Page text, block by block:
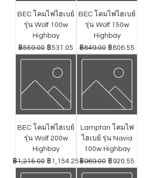
BEC โคมไฟไฮเบย์
รุ่น Wolf 100w
Highbay
ราคาปกติ
฿559.00 ราคาขายลด
฿531.05
BEC โคมไฟไฮเบย์
รุ่น Wolf 150w
Highbay
ราคาปกติ
฿849.00 ราคาขายลด
฿806.55
BEC โคมไฟไฮเบย์
รุ่น Wolf 200w
Highbay
ราคาปกติ
฿1,215.00 ราคาขายลด
฿1,154.25
Lamptan โคมไฟ
ไฮเบย์ รุ่น Navia
100w Highbay
ราคาปกติ
฿969.00 ราคาขายลด
฿920.55